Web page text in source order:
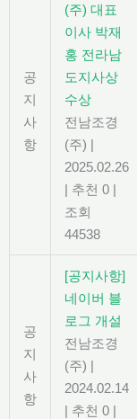
공
지
사
항
(주) 대표
이사 박재
홍 전라남
도지사상
수상
전남조경
(주) |
2025.02.26
| 추천 0 |
조회
44538
공
지
사
항
[공지사항]
네이버 블
로그 개설
전남조경
(주) |
2024.02.14
| 추천 0 |